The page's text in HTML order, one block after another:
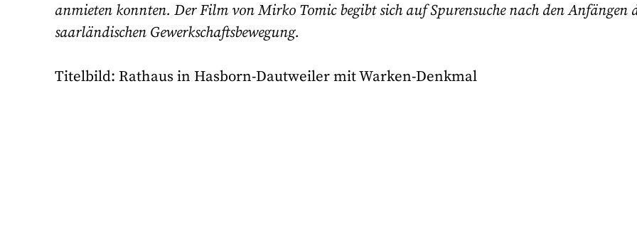
anmieten konnten. Der Film von Mirko Tomic begibt sich auf Spurensuche nach den Anfängen
saarländischen Gewerkschaftsbewegung.
Titelbild: Rathaus in Hasborn-Dautweiler mit Warken-Denkmal